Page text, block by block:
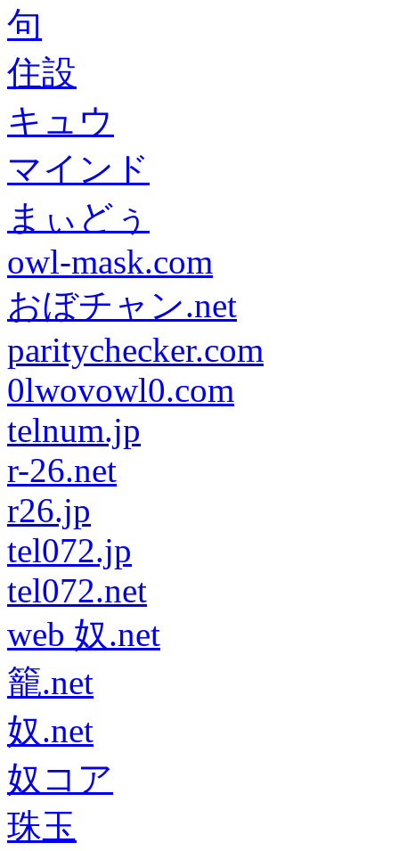
句
住設
キュウ
マインド
まぃどぅ
owl-mask.com
おぼチャン.net
paritychecker.com
0lwovowl0.com
telnum.jp
r-26.net
r26.jp
tel072.jp
tel072.net
web 奴.net
籠.net
奴.net
奴コア
珠玉